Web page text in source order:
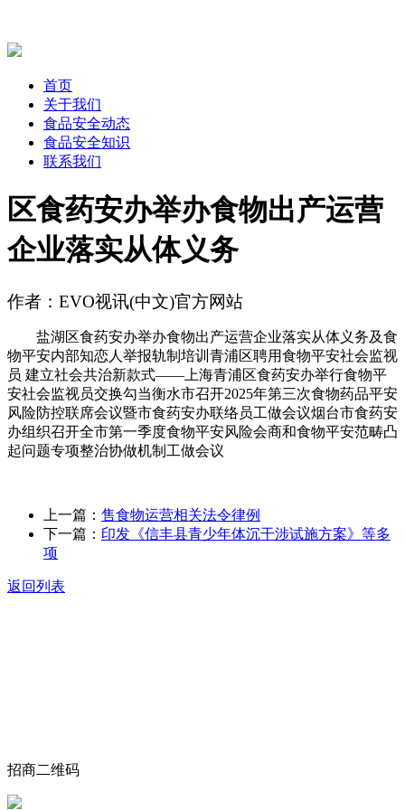
首页
关于我们
食品安全动态
食品安全知识
联系我们
区食药安办举办食物出产运营
企业落实从体义务
作者：EVO视讯(中文)官方网站
盐湖区食药安办举办食物出产运营企业落实从体义务及食
物平安内部知恋人举报轨制培训青浦区聘用食物平安社会监视
员 建立社会共治新款式——上海青浦区食药安办举行食物平
安社会监视员交换勾当衡水市召开2025年第三次食物药品平安
风险防控联席会议暨市食药安办联络员工做会议烟台市食药安
办组织召开全市第一季度食物平安风险会商和食物平安范畴凸
起问题专项整治协做机制工做会议
上一篇： 售食物运营相关法令律例
下一篇： 印发《信丰县青少年体沉干涉试施方案》等多
项
返回列表
招商二维码